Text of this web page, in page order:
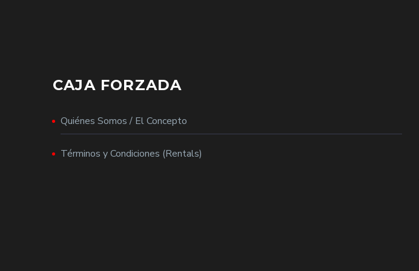
CAJA FORZADA
Quiénes Somos / El Concepto
Términos y Condiciones (Rentals)